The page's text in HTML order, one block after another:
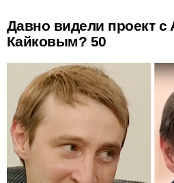
Давно видели проект с
Кайковым? 50